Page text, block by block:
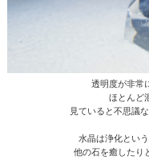
透明度が非常
ほとんど
見ていると不思議
水晶は浄化とい
他の石を癒したり